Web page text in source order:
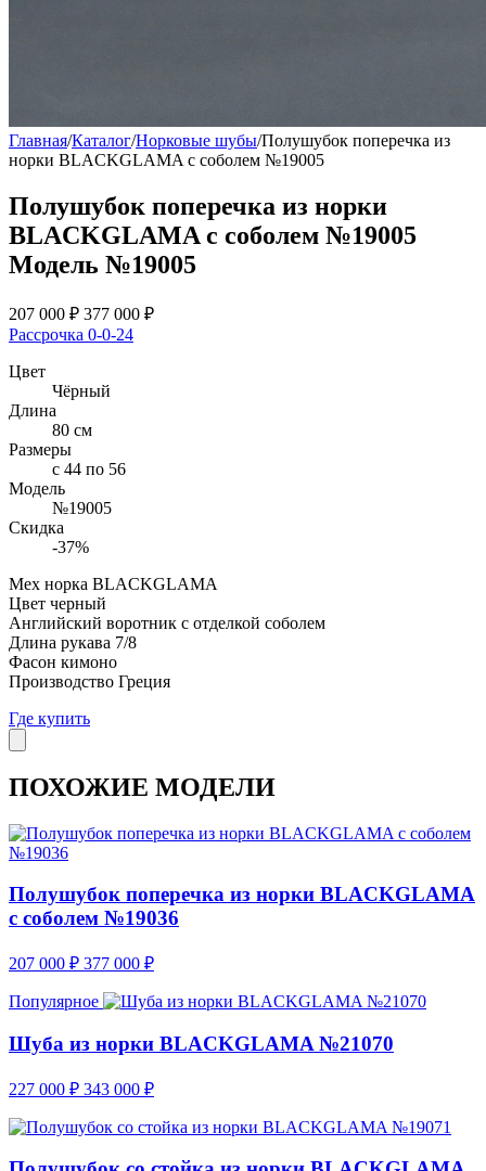
Главная/Каталог/Норковые шубы/Полушубок поперечка из
норки BLACKGLAMA с соболем №19005
Полушубок поперечка из норки
BLACKGLAMA с соболем №19005
Модель №19005
207 000 ₽ 377 000 ₽
Рассрочка 0-0-24
Цвет
Чёрный
Длина
80 см
Размеры
с 44 по 56
Модель
№19005
Скидка
-37%
Мех норка BLACKGLAMA
Цвет черный
Английский воротник с отделкой соболем
Длина рукава 7/8
Фасон кимоно
Производство Греция
Где купить
ПОХОЖИЕ МОДЕЛИ
Полушубок поперечка из норки BLACKGLAMA
с соболем №19036
207 000 ₽ 377 000 ₽
Популярное
Шуба из норки BLACKGLAMA №21070
227 000 ₽ 343 000 ₽